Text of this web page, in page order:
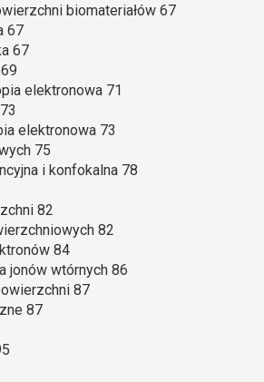
biomateriałów 67
67
67
elektronowa 71
elektronowa 73
75
i konfokalna 78
82
82
84
jonów wtórnych 86
87
87